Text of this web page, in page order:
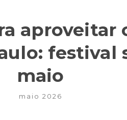
aproveitar
festival
maio
maio 2026